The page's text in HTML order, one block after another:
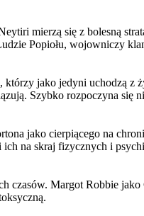
mierzą się z bolesną
Popiołu, wojowniczy
jako jedyni uchodzą z
Szybko rozpoczyna się
jako cierpiącego na
na skraj fizycznych i
czasów. Margot Robbie